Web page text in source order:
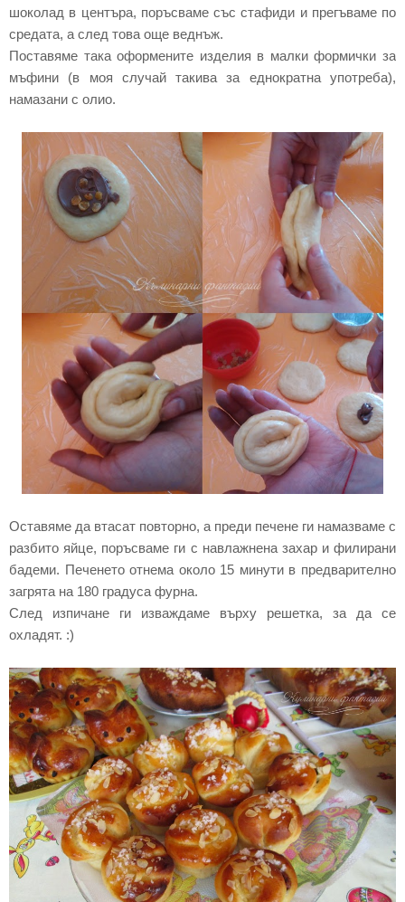
шоколад в центъра, поръсваме със стафиди и прегъваме по
средата, а след това още веднъж.
Поставяме така оформените изделия в малки формички за
мъфини (в моя случай такива за еднократна употреба),
намазани с олио.
Оставяме да втасат повторно, а преди печене ги намазваме с
разбито яйце, поръсваме ги с навлажнена захар и филирани
бадеми. Печенето отнема около 15 минути в предварително
загрята на 180 градуса фурна.
След изпичане ги изваждаме върху решетка, за да се
охладят. :)